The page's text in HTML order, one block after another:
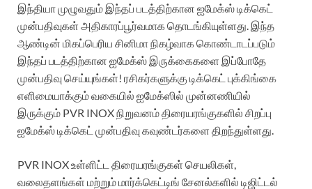
இந்தியா முழுவதும் இந்தப் படத்திற்கான ஐமேக்ஸ் டிக்கெட்
முன்பதிவுகள் அதிகாரப்பூர்வமாக தொடங்கியுள்ளது. இந்த
ஆண்டின் மிகப்பெரிய சினிமா நிகழ்வாக கொண்டாடப்படும்
இந்தப் படத்திற்கான ஐமேக்ஸ் இருக்கைகளை இப்போதே
முன்பதிவு செய்யுங்கள்! ரசிகர்களுக்கு டிக்கெட் புக்கிங்கை
எளிமையாக்கும் வகையில் ஐமேக்ஸில் முன்னணியில்
இருக்கும் PVR INOX நிறுவனம் திரையரங்குகளில் சிறப்பு
ஐமேக்ஸ் டிக்கெட் முன்பதிவு கவுண்டர்களை திறந்துள்ளது.
PVR INOX உள்ளிட்ட திரையரங்குகள் செயலிகள்,
வலைதளங்கள் மற்றும் மார்க்கெட்டிங் சேனல்களில் டிஜிட்டல்